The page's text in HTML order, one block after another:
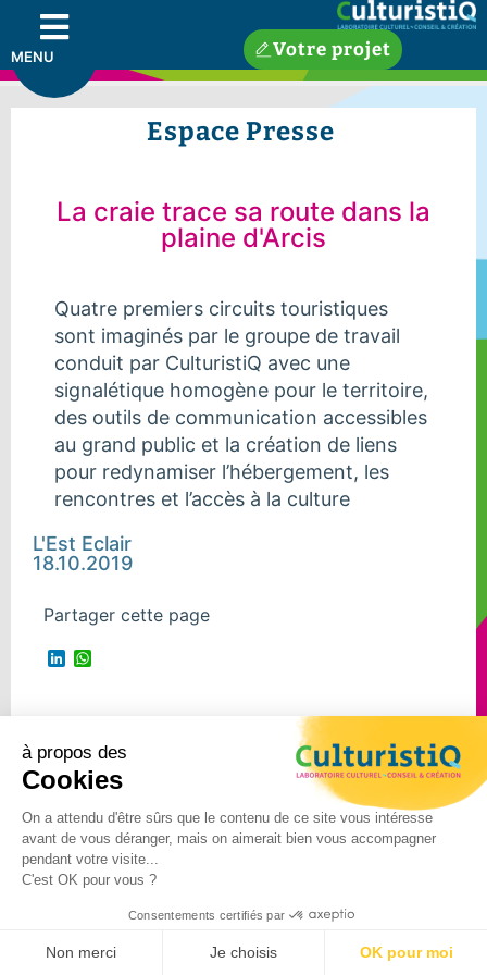
MENU Votre projet
Espace Presse
La craie trace sa route dans la
plaine d'Arcis
Quatre premiers circuits touristiques
sont imaginés par le groupe de travail
conduit par CulturistiQ avec une
signalétique homogène pour le territoire,
des outils de communication accessibles
au grand public et la création de liens
pour redynamiser l’hébergement, les
rencontres et l’accès à la culture
L'Est Eclair
18.10.2019
Partager cette page
LinkedIn
Suivre Culturistiq
©2024 – CulturistiQ – Tous
droits réservés –Mentions
à propos des
Cookies
On a attendu d'être sûrs que le contenu de ce site vous intéresse
avant de vous déranger, mais on aimerait bien vous accompagner
pendant votre visite...
C'est OK pour vous ?
Consentements certifiés par
Non merci Je choisis OK pour moi